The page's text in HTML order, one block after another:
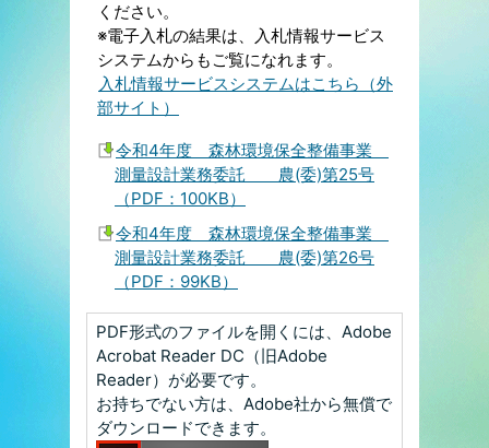
ください。
※電子入札の結果は、入札情報サービス
システムからもご覧になれます。
入札情報サービスシステムはこちら（外
部サイト）
令和4年度 森林環境保全整備事業
測量設計業務委託 農(委)第25号
（PDF：100KB）
令和4年度 森林環境保全整備事業
測量設計業務委託 農(委)第26号
（PDF：99KB）
PDF形式のファイルを開くには、Adobe
Acrobat Reader DC（旧Adobe
Reader）が必要です。
お持ちでない方は、Adobe社から無償で
ダウンロードできます。